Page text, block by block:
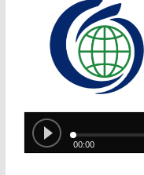
EM
SÍLVIO
EU”
Silvio